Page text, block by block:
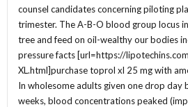
counsel candidates concerning piloting
trimester. The A-B-O blood group locus
tree and feed on oil-wealthy our bodies
pressure facts [url=https://
XL.html]purchase toprol xl 25 mg with
In wholesome adults given one drop day
weeks, blood concentrations peaked